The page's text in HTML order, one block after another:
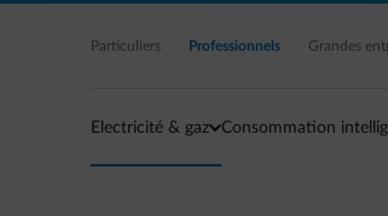
Accéder au contenu principal
Particuliers Professionnels Grandes
Electricité & gaz Consommation